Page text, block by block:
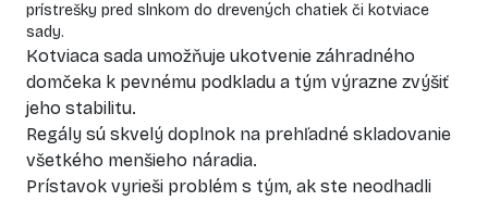
prístrešky pred slnkom do drevených chatiek či kotviace
sady.
Kotviaca sada umožňuje ukotvenie záhradného
domčeka k pevnému podkladu a tým výrazne zvýšiť
jeho stabilitu.
Regály sú skvelý doplnok na prehľadné skladovanie
všetkého menšieho náradia.
Prístavok vyrieši problém s tým, ak ste neodhadli